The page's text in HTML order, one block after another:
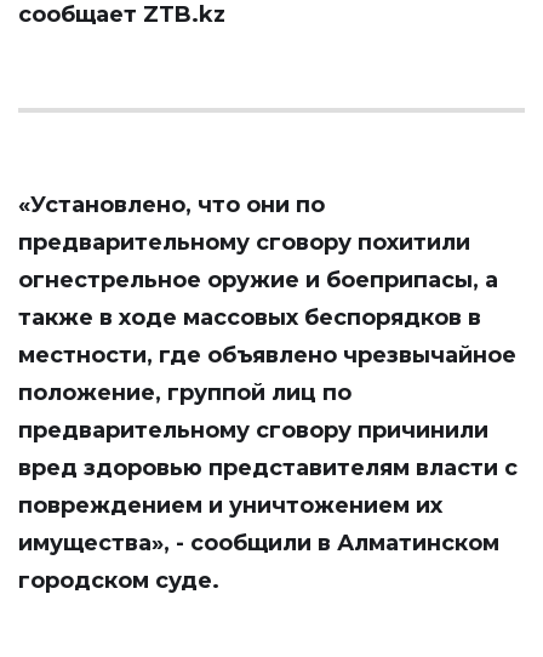
сообщает ZTB.kz
«Установлено, что они по
предварительному сговору похитили
огнестрельное оружие и боеприпасы, а
также в ходе массовых беспорядков в
местности, где объявлено чрезвычайное
положение, группой лиц по
предварительному сговору причинили
вред здоровью представителям власти с
повреждением и уничтожением их
имущества», - сообщили в Алматинском
городском суде.